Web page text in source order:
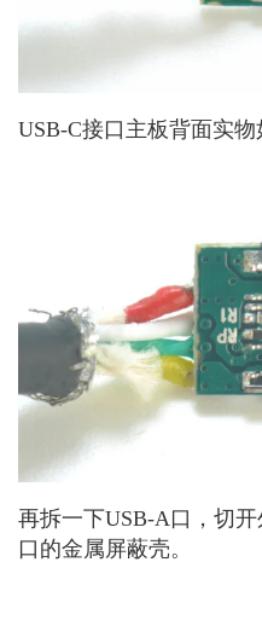
USB-C接口主板背面实物
再拆一下USB-A口，切
口的金属屏蔽壳。